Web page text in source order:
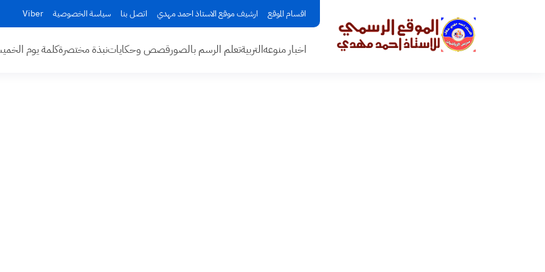
اقسام الموقع ارشيف موقع الاستاذ احمد مهدي اتصل بنا سياسة الخصوصية Viber
اخبار منوعهالتربيةتعلم الرسم بالصورقصص وحكاياتنبذة مختصرةكلمة يوم